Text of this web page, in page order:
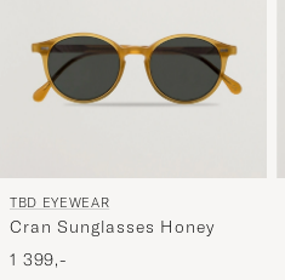
TBD EYEWEAR
Cran Sunglasses Honey
1 399,-